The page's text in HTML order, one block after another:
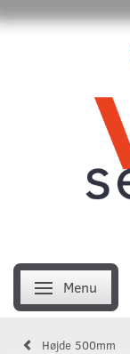
SkifteMenu
Højde 500mm